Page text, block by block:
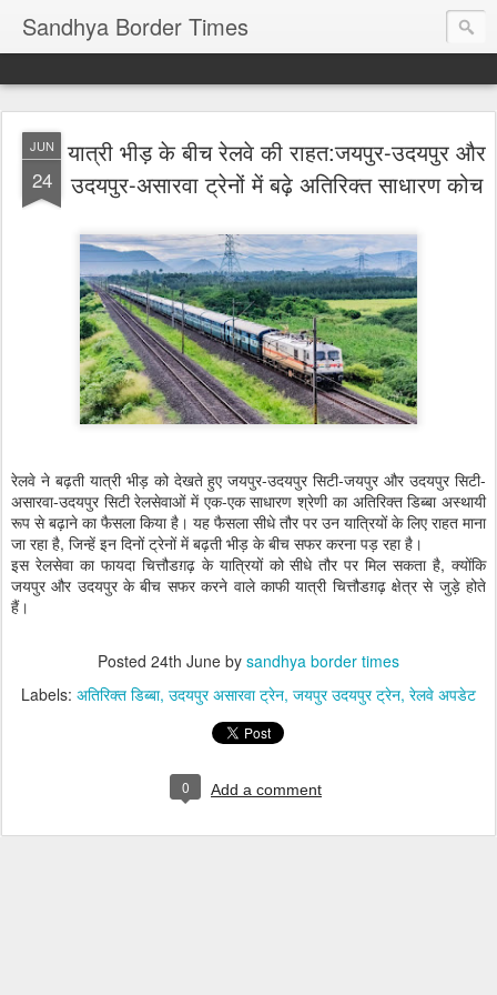
Sandhya Border Times
JUN
24
यात्री भीड़ के बीच रेलवे की राहत:जयपुर-उदयपुर और
उदयपुर-असारवा ट्रेनों में बढ़े अतिरिक्त साधारण कोच
रेलवे ने बढ़ती यात्री भीड़ को देखते हुए जयपुर-उदयपुर सिटी-जयपुर और उदयपुर सिटी-
असारवा-उदयपुर सिटी रेलसेवाओं में एक-एक साधारण श्रेणी का अतिरिक्त डिब्बा अस्थायी
रूप से बढ़ाने का फैसला किया है। यह फैसला सीधे तौर पर उन यात्रियों के लिए राहत माना
जा रहा है, जिन्हें इन दिनों ट्रेनों में बढ़ती भीड़ के बीच सफर करना पड़ रहा है।
इस रेलसेवा का फायदा चित्तौडग़ढ़ के यात्रियों को सीधे तौर पर मिल सकता है, क्योंकि
जयपुर और उदयपुर के बीच सफर करने वाले काफी यात्री चित्तौडग़ढ़ क्षेत्र से जुड़े होते
हैं।
Posted 24th June by sandhya border times
Labels: अतिरिक्त डिब्बा उदयपुर असारवा ट्रेन जयपुर उदयपुर ट्रेन रेलवे अपडेट
0 Add a comment